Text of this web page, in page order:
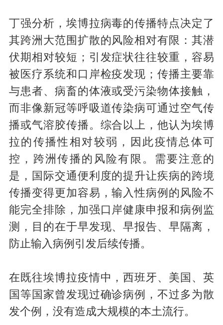
丁强分析，埃博拉病毒的传播特点决定了
其跨洲大范围扩散的风险相对有限：其潜
伏期相对较短；引发症状往往较重，容易
被医疗系统和口岸检疫发现；传播主要靠
与患者、病畜的体液或受污染物体接触，
而非像新冠等呼吸道传染病可通过空气传
播或气溶胶传播。综合以上，他认为埃博
拉的传播性相对较弱，因此疫情总体可
控，跨洲传播的风险有限。需要注意的
是，国际交通便利度的提升让疾病的跨境
传播变得更加容易，输入性病例的风险不
能完全排除，加强口岸健康申报和病例监
测，目的在于早发现、早报告、早隔离，
防止输入病例引发后续传播。
在既往埃博拉疫情中，西班牙、美国、英
国等国家曾发现过确诊病例，不过多为散
发个例，没有造成大规模的本土流行。